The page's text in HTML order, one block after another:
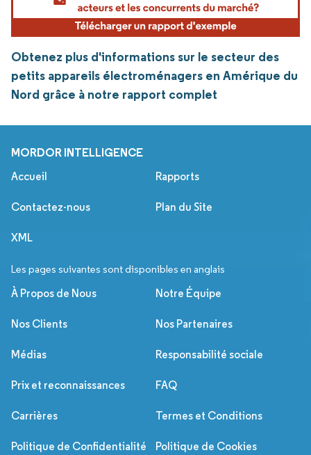
Obtenez plus d'informations sur le secteur des
petits appareils électroménagers en Amérique du
Nord grâce à notre rapport complet
MORDOR INTELLIGENCE
Accueil Rapports
Contactez-nous Plan du Site
XML
Les pages suivantes sont disponibles en anglais
À Propos de Nous Notre Équipe
Nos Clients Nos Partenaires
Médias Responsabilité sociale
Prix et reconnaissances FAQ
Carrières Termes et Conditions
Politique de Confidentialité Politique de Cookies